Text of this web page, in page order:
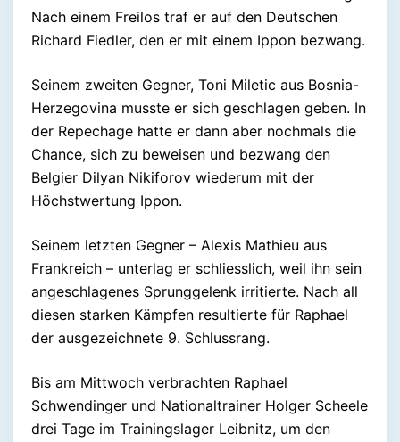
Nach einem Freilos traf er auf den Deutschen
Richard Fiedler, den er mit einem Ippon bezwang.
Seinem zweiten Gegner, Toni Miletic aus Bosnia-
Herzegovina musste er sich geschlagen geben. In
der Repechage hatte er dann aber nochmals die
Chance, sich zu beweisen und bezwang den
Belgier Dilyan Nikiforov wiederum mit der
Höchstwertung Ippon.
Seinem letzten Gegner – Alexis Mathieu aus
Frankreich – unterlag er schliesslich, weil ihn sein
angeschlagenes Sprunggelenk irritierte. Nach all
diesen starken Kämpfen resultierte für Raphael
der ausgezeichnete 9. Schlussrang.
Bis am Mittwoch verbrachten Raphael
Schwendinger und Nationaltrainer Holger Scheele
drei Tage im Trainingslager Leibnitz, um den